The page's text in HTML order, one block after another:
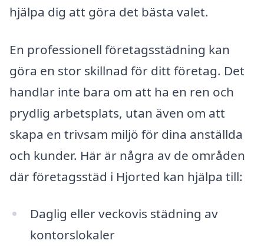
hjälpa dig att göra det bästa valet.
En professionell företagsstädning kan
göra en stor skillnad för ditt företag. Det
handlar inte bara om att ha en ren och
prydlig arbetsplats, utan även om att
skapa en trivsam miljö för dina anställda
och kunder. Här är några av de områden
där företagsstäd i Hjorted kan hjälpa till:
Daglig eller veckovis städning av
kontorslokaler